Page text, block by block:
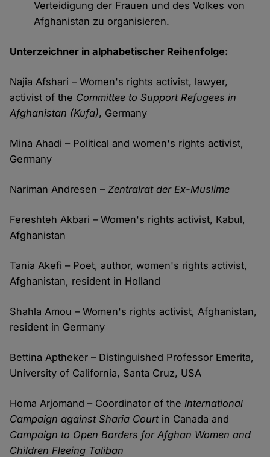
Verteidigung der Frauen und des Volkes von
Afghanistan zu organisieren.
Unterzeichner in alphabetischer Reihenfolge:
Najia Afshari – Women's rights activist, lawyer,
activist of the Committee to Support Refugees in
Afghanistan (Kufa), Germany
Mina Ahadi – Political and women's rights activist,
Germany
Nariman Andresen –Zentralrat der Ex-Muslime
Fereshteh Akbari – Women's rights activist, Kabul,
Afghanistan
Tania Akefi – Poet, author, women's rights activist,
Afghanistan, resident in Holland
Shahla Amou – Women's rights activist, Afghanistan,
resident in Germany
Bettina Aptheker – Distinguished Professor Emerita,
University of California, Santa Cruz, USA
Homa Arjomand – Coordinator of theInternational
Campaign against Sharia Courtin Canada and
Campaign to Open Borders for Afghan Women and
Children Fleeing Taliban